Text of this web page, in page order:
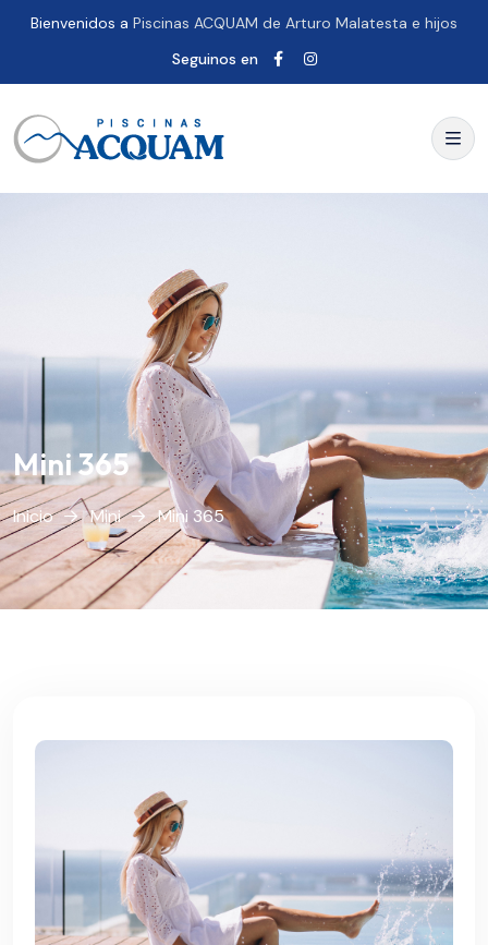
Bienvenidos a Piscinas ACQUAM de Arturo Malatesta e hijos
Seguinos en
Mini 365
Inicio Mini Mini 365